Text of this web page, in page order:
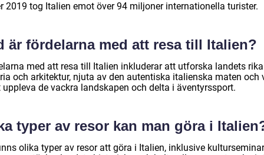
2019 tog Italien emot över 94 miljoner internationella turister.
är fördelarna med att resa till Italien?
med att resa till Italien inkluderar att utforska landets rika
och arkitektur, njuta av den autentiska italienska maten och
uppleva de vackra landskapen och delta i äventyrssport.
typer av resor kan man göra i
olika typer av resor att göra i Italien, inklusive